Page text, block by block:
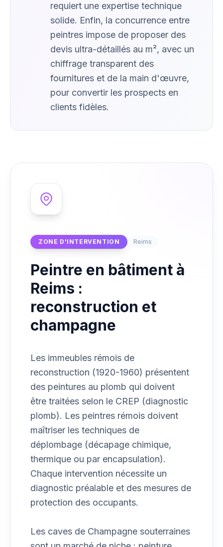
requiert une expertise technique
solide. Enfin, la concurrence entre
peintres impose de proposer des
devis ultra-détaillés au m², avec un
chiffrage transparent des
fournitures et de la main d'œuvre,
pour convertir les prospects en
clients fidèles.
ZONE D'INTERVENTION Reims
Peintre en bâtiment à
Reims :
reconstruction et
champagne
Les immeubles rémois de
reconstruction (1920-1960) présentent
des peintures au plomb qui doivent
être traitées selon le CREP (diagnostic
plomb). Les peintres rémois doivent
maîtriser les techniques de
déplombage (décapage chimique,
thermique ou par encapsulation).
Chaque intervention nécessite un
diagnostic préalable et des mesures de
protection des occupants.
Les caves de Champagne souterraines